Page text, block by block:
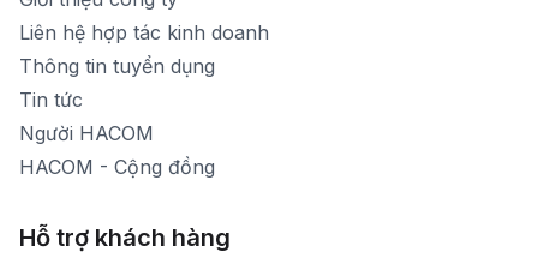
[email protected]
Thời gian mở cửa: Từ 8h30-20h hàng ngày
Liên hệ hợp tác kinh doanh
Thông tin tuyển dụng
Tin tức
Người HACOM
HACOM - Cộng đồng
Hỗ trợ khách hàng